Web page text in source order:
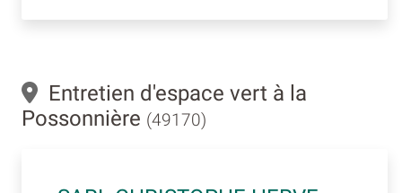
Entretien d'espace vert à la
Possonnière (49170)